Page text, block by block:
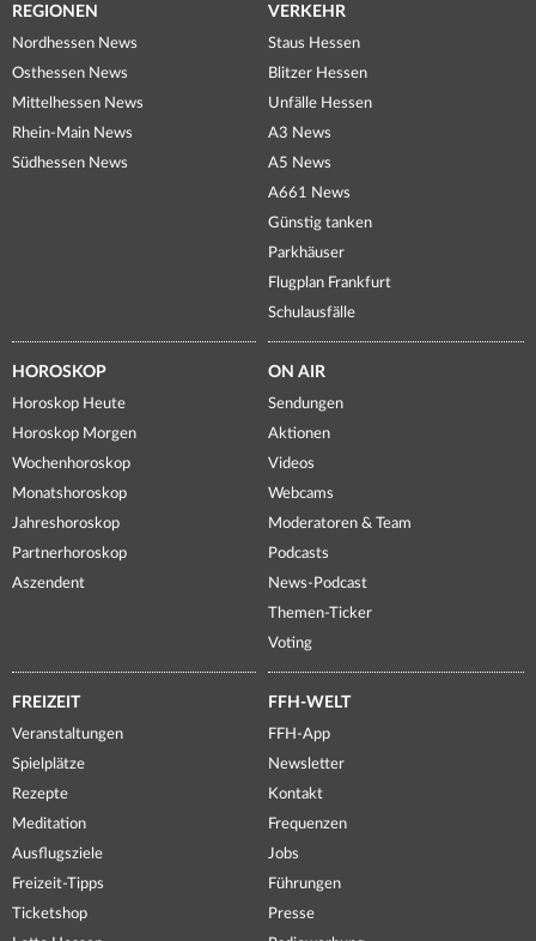
REGIONEN
Nordhessen News
Osthessen News
Mittelhessen News
Rhein-Main News
Südhessen News
VERKEHR
Staus Hessen
Blitzer Hessen
Unfälle Hessen
A3 News
A5 News
A661 News
Günstig tanken
Parkhäuser
Flugplan Frankfurt
Schulausfälle
HOROSKOP
Horoskop Heute
Horoskop Morgen
Wochenhoroskop
Monatshoroskop
Jahreshoroskop
Partnerhoroskop
Aszendent
ON AIR
Sendungen
Aktionen
Videos
Webcams
Moderatoren & Team
Podcasts
News-Podcast
Themen-Ticker
Voting
FREIZEIT
Veranstaltungen
Spielplätze
Rezepte
Meditation
Ausflugsziele
Freizeit-Tipps
Ticketshop
FFH-WELT
FFH-App
Newsletter
Kontakt
Frequenzen
Jobs
Führungen
Presse